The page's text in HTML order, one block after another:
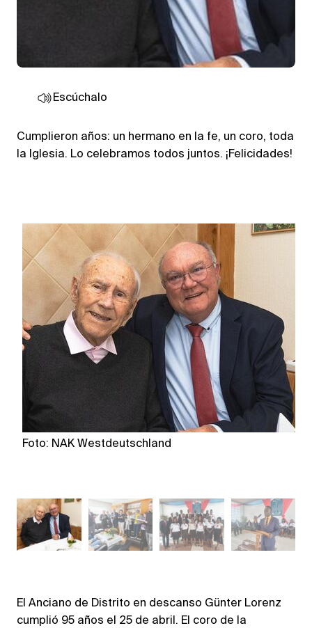
Escúchalo
Cumplieron años: un hermano en la fe, un coro, toda
la Iglesia. Lo celebramos todos juntos. ¡Felicidades!
Foto: NAK Westdeutschland
El Anciano de Distrito en descanso Günter Lorenz
cumplió 95 años el 25 de abril. El coro de la